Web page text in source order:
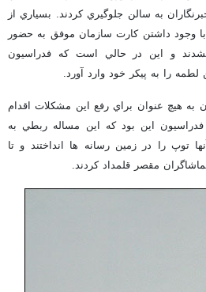
به سالن جلوگيري كردند. بسياري از
با وجود داشتن كارت سازمان موفق به حضور
و اين در حالي است كه فدراسيون
لطمه را به پيكر خود وارد آورد.
هيچ عنوان براي رفع اين مشكلات اقدام
اين بود كه اين مساله ربطي به
توپ را در زمين رسانه ها انداختند و تا
مقصر قلمداد كردند.